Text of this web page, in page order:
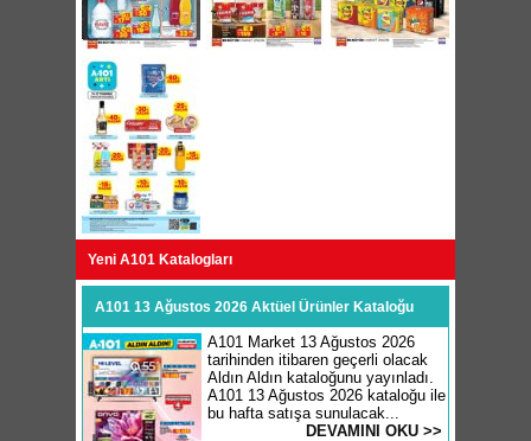
Yeni A101 Katalogları
A101 13 Ağustos 2026 Aktüel Ürünler Kataloğu
A101 Market 13 Ağustos 2026
tarihinden itibaren geçerli olacak
Aldın Aldın kataloğunu yayınladı.
A101 13 Ağustos 2026 kataloğu ile
bu hafta satışa sunulacak...
DEVAMINI OKU >>